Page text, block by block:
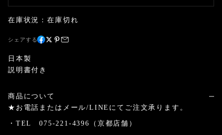
在庫状況：在庫切れ
シェアする
日本製
説明書付き
商品について
★お電話またはメール/LINEにてご注文承ります。
・TEL 075-221-4396（京都店舗）